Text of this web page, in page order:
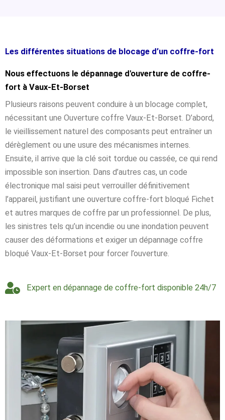
Les différentes situations de blocage d’un coffre-fort
Nous effectuons le dépannage d'ouverture de coffre-
fort à Vaux-Et-Borset
Plusieurs raisons peuvent conduire à un blocage complet,
nécessitant une Ouverture coffre Vaux-Et-Borset. D’abord,
le vieillissement naturel des composants peut entraîner un
dérèglement ou une usure des mécanismes internes.
Ensuite, il arrive que la clé soit tordue ou cassée, ce qui rend
impossible son insertion. Dans d’autres cas, un code
électronique mal saisi peut verrouiller définitivement
l’appareil, justifiant une ouverture coffre-fort bloqué Fichet
et autres marques de coffre par un professionnel. De plus,
les sinistres tels qu’un incendie ou une inondation peuvent
causer des déformations et exiger un dépannage coffre
bloqué Vaux-Et-Borset pour forcer l’ouverture.
Expert en dépannage de coffre-fort disponible 24h/7